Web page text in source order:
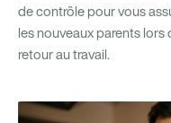
de contrôle pour vous
les nouveaux parents lors
retour au travail.